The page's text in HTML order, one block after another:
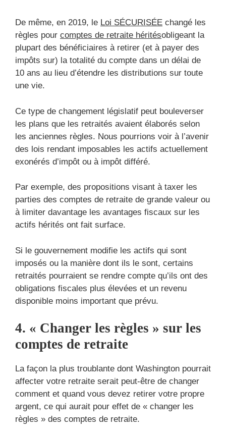
De même, en 2019, le Loi SÉCURISÉE changé les
règles pour comptes de retraite héritésobligeant la
plupart des bénéficiaires à retirer (et à payer des
impôts sur) la totalité du compte dans un délai de
10 ans au lieu d’étendre les distributions sur toute
une vie.
Ce type de changement législatif peut bouleverser
les plans que les retraités avaient élaborés selon
les anciennes règles. Nous pourrions voir à l’avenir
des lois rendant imposables les actifs actuellement
exonérés d’impôt ou à impôt différé.
Par exemple, des propositions visant à taxer les
parties des comptes de retraite de grande valeur ou
à limiter davantage les avantages fiscaux sur les
actifs hérités ont fait surface.
Si le gouvernement modifie les actifs qui sont
imposés ou la manière dont ils le sont, certains
retraités pourraient se rendre compte qu’ils ont des
obligations fiscales plus élevées et un revenu
disponible moins important que prévu.
4. « Changer les règles » sur les
comptes de retraite
La façon la plus troublante dont Washington pourrait
affecter votre retraite serait peut-être de changer
comment et quand vous devez retirer votre propre
argent, ce qui aurait pour effet de « changer les
règles » des comptes de retraite.